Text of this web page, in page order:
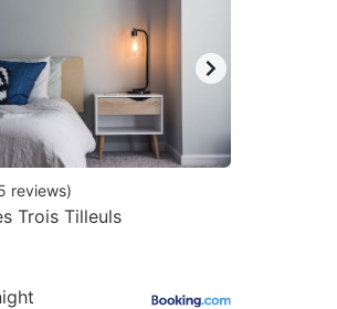
reviews)
Trois Tilleuls